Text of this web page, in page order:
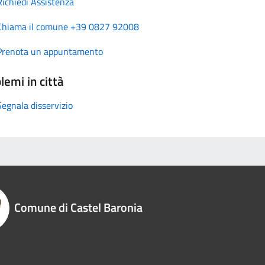
il comune +39 0827 92008
un appuntamento
in città
disservizio
Comune di Castel Baronia